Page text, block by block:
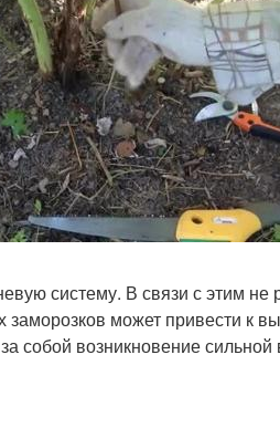
систему. В связи с этим не
может привести к
собой возникновение сильной